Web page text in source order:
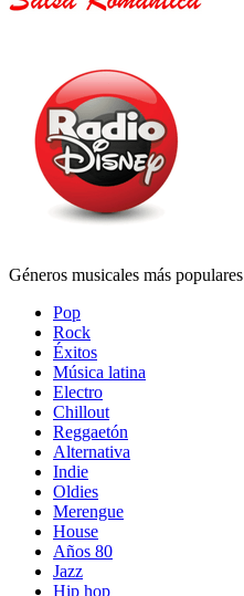
Géneros musicales más populares
Pop
Rock
Éxitos
Música latina
Electro
Chillout
Reggaetón
Alternativa
Indie
Oldies
Merengue
House
Años 80
Jazz
Hip hop